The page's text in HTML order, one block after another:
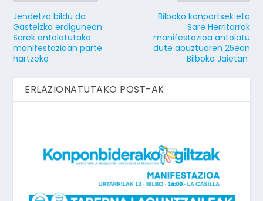
Jendetza bildu da
Gasteizko erdigunean
Sarek antolatutako
manifestazioan parte
hartzeko
Bilboko konpartsek eta
Sare Herritarrak
manifestazioa antolatu
dute abuztuaren 25ean
Bilboko Jaietan
ERLAZIONATUTAKO POST-AK